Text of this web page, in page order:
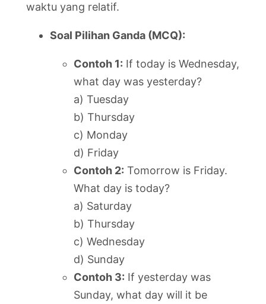
waktu yang relatif.
Soal Pilihan Ganda (MCQ):
Contoh 1: If today is Wednesday,
what day was yesterday?
a) Tuesday
b) Thursday
c) Monday
d) Friday
Contoh 2: Tomorrow is Friday.
What day is today?
a) Saturday
b) Thursday
c) Wednesday
d) Sunday
Contoh 3: If yesterday was
Sunday, what day will it be